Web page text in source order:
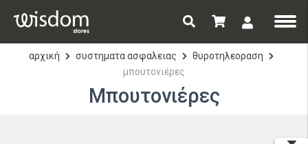
αρχική συστηματα ασφαλειας
θυροτηλεοραση
μπουτονιέρες
Μπουτονιέρες